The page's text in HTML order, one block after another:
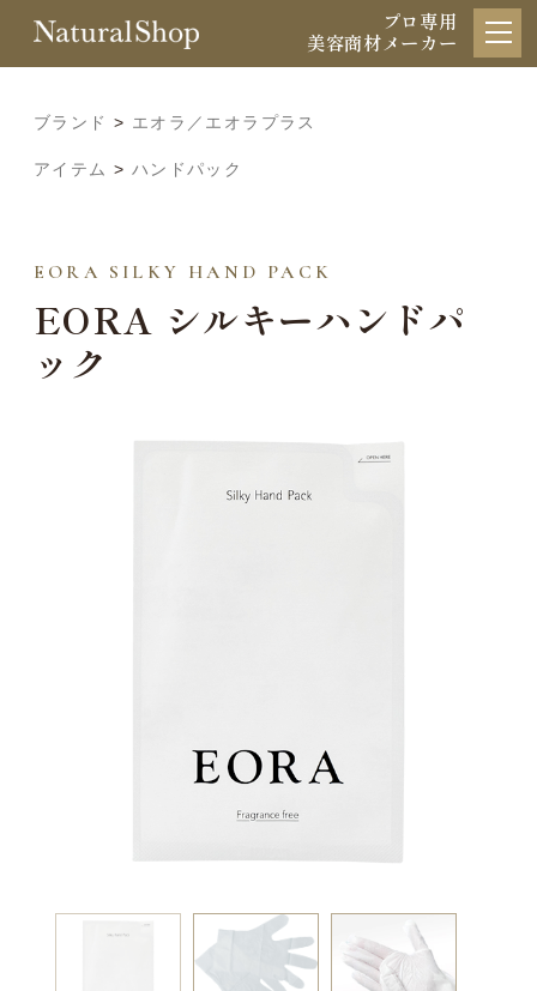
プロ専用
美容商材メーカー
ブランド > エオラ／エオラプラス
アイテム > ハンドパック
EORA SILKY HAND PACK
EORA シルキーハンドパ
ック